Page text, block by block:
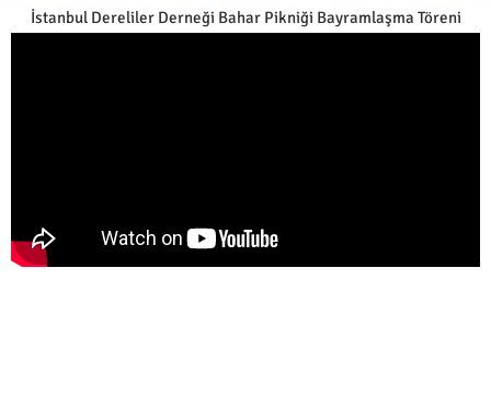
İstanbul Dereliler Derneği Bahar Pikniği Bayramlaşma Töreni